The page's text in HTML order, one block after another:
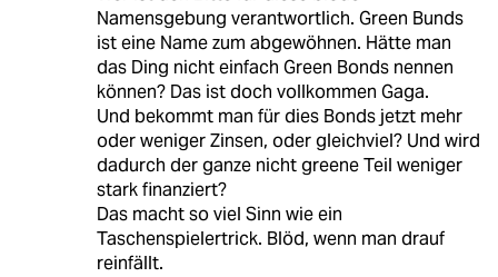
Namensgebung verantwortlich. Green Bunds
ist eine Name zum abgewöhnen. Hätte man
das Ding nicht einfach Green Bonds nennen
können? Das ist doch vollkommen Gaga.
Und bekommt man für dies Bonds jetzt mehr
oder weniger Zinsen, oder gleichviel? Und wird
dadurch der ganze nicht greene Teil weniger
stark finanziert?
Das macht so viel Sinn wie ein
Taschenspielertrick. Blöd, wenn man drauf
reinfällt.